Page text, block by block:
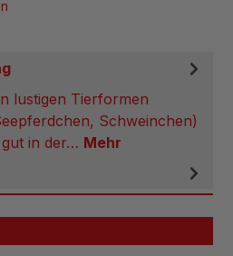
lustigen Tierformen
Schweinchen)
in der… Mehr